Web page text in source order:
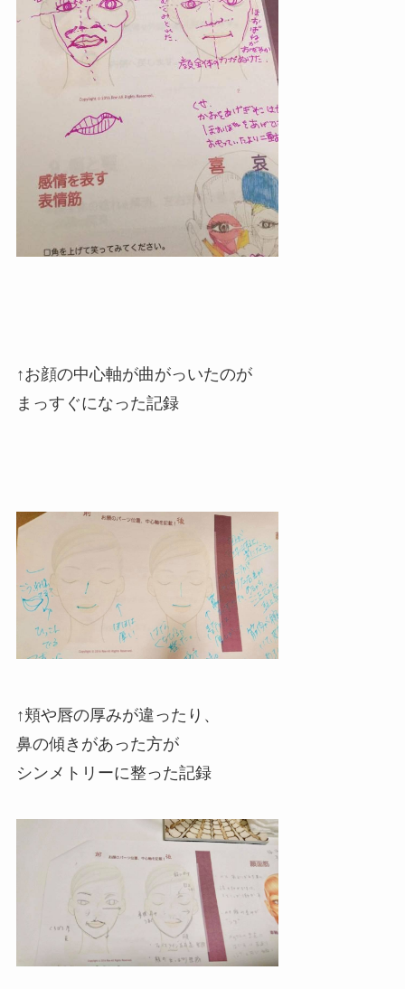
↑お顔の中心軸が曲がっいたのが
まっすぐになった記録
↑頬や唇の厚みが違ったり、
鼻の傾きがあった方が
シンメトリーに整った記録